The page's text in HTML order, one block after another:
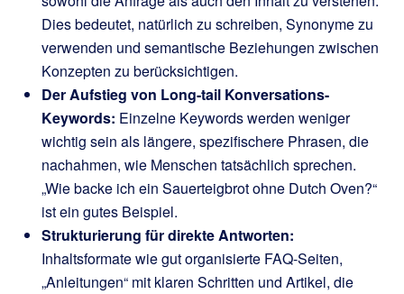
Dies bedeutet, natürlich zu schreiben, Synonyme zu
verwenden und semantische Beziehungen zwischen
Konzepten zu berücksichtigen.
Der Aufstieg von Long-tail Konversations-
Keywords: Einzelne Keywords werden weniger
wichtig sein als längere, spezifischere Phrasen, die
nachahmen, wie Menschen tatsächlich sprechen.
„Wie backe ich ein Sauerteigbrot ohne Dutch Oven?“
ist ein gutes Beispiel.
Strukturierung für direkte Antworten:
Inhaltsformate wie gut organisierte FAQ-Seiten,
„Anleitungen“ mit klaren Schritten und Artikel, die